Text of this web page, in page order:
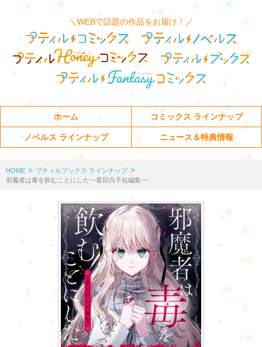
＼WEBで話題の作品をお届け！／
ホーム コミックス ラインナップ
ノベルス ラインナップ ニュース＆特典情報
HOME > プティルブックス ラインナップ >
邪魔者は毒を飲むことにした―暮田呉子短編集―